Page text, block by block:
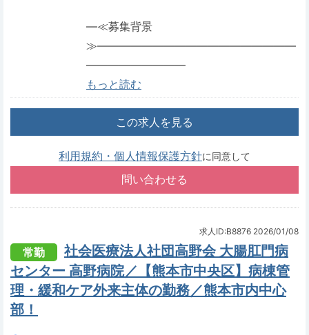
―≪募集背景
≫――――――――――――――――――
―――――――――
もっと読む
この求人を見る
利用規約・個人情報保護方針に同意して
求人ID:B8876 2026/01/08
常勤
社会医療法人社団高野会 大腸肛門病
センター 高野病院／【熊本市中央区】病棟管
理・緩和ケア外来主体の勤務／熊本市内中心
部！